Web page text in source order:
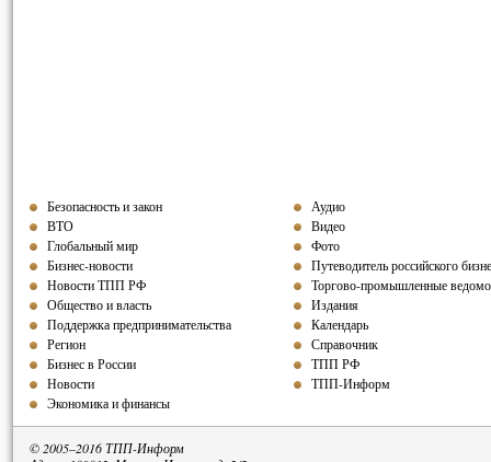
Безопасность и закон
ВТО
Глобальный мир
Бизнес-новости
Новости ТПП РФ
Общество и власть
Поддержка предпринимательства
Регион
Бизнес в России
Новости
Экономика и финансы
Аудио
Видео
Фото
Путеводитель российского
Торгово-промышленные
Издания
Календарь
Справочник
ТПП РФ
ТПП-Информ
© 2005–2016 ТПП-Информ